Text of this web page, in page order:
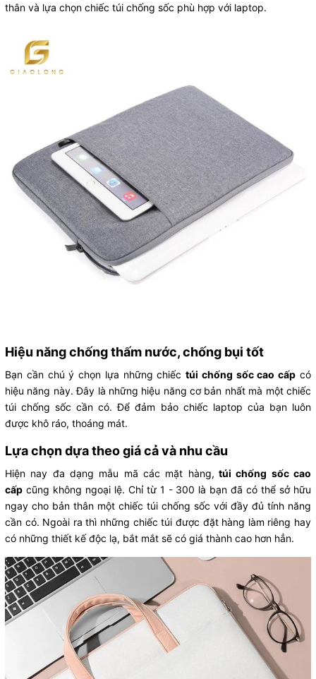
thân và lựa chọn chiếc túi chống sốc phù hợp với laptop.
Hiệu năng chống thấm nước, chống bụi tốt
Bạn cần chú ý chọn lựa những chiếctúi chống sốc cao cấp có
hiệu năng này. Đây là những hiệu năng cơ bản nhất mà một chiếc
túi chống sốc cần có. Để đảm bảo chiếc laptop của bạn luôn
được khô ráo, thoáng mát.
Lựa chọn dựa theo giá cả và nhu cầu
Hiện nay đa dạng mẫu mã các mặt hàng, túi chống sốc cao
cấp cũng không ngoại lệ. Chỉ từ 1 - 300 là bạn đã có thể sở hữu
ngay cho bản thân một chiếc túi chống sốc với đầy đủ tính năng
cần có. Ngoài ra thì những chiếc túi được đặt hàng làm riêng hay
có những thiết kế độc lạ, bắt mắt sẽ có giá thành cao hơn hẳn.